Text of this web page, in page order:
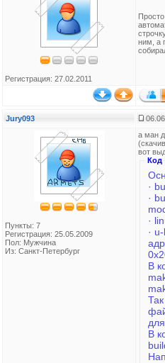
Регистрация: 27.02.2011
ним, а
Jury093
Пункты: 7
Регистрация: 25.05.2009
Пол: Мужчина
Из: Санкт-Петербург
а ман
вот
Код
·
·
·
·
В
В